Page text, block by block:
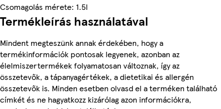
Csomagolás mérete: 1.5l
Termékleírás használatával
Mindent megteszünk annak érdekében, hogy a
termékinformációk pontosak legyenek, azonban az
élelmiszertermékek folyamatosan változnak, így az
összetevők, a tápanyagértékek, a dietetikai és allergén
összetevők is. Minden esetben olvasd el a terméken található
címkét és ne hagyatkozz kizárólag azon információkra,